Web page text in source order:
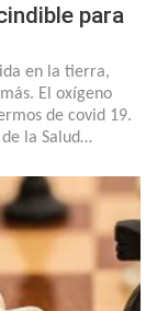
para
en la tierra,
El oxígeno
de covid 19.
la Salud…